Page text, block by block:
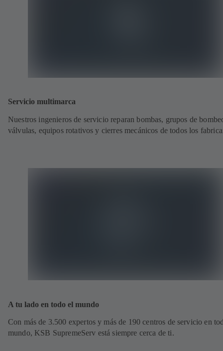
Servicio multimarca
Nuestros ingenieros de servicio reparan bombas, grupos de
válvulas, equipos rotativos y cierres mecánicos de todos los
A tu lado en todo el mundo
Con más de 3.500 expertos y más de 190 centros de servicio en
mundo, KSB SupremeServ está siempre cerca de ti.